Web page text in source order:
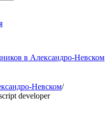
в Александро-Невском
Невском/
developer